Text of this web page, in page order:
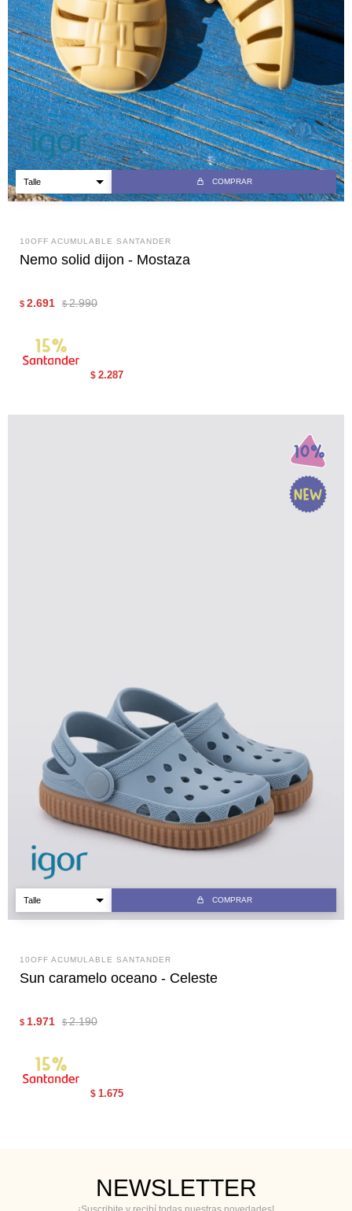
COMPRAR
10OFF ACUMULABLE SANTANDER
Nemo solid dijon - Mostaza
$ 2.691 $ 2.990
$ 2.287
COMPRAR
10OFF ACUMULABLE SANTANDER
Sun caramelo oceano - Celeste
$ 1.971 $ 2.190
$ 1.675
NEWSLETTER